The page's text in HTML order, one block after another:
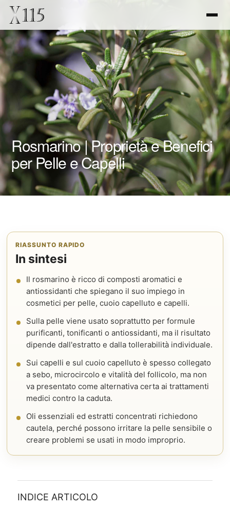
Rosmarino | Proprietà e Benefici
per Pelle e Capelli
RIASSUNTO RAPIDO
In sintesi
Il rosmarino è ricco di composti aromatici e
antiossidanti che spiegano il suo impiego in
cosmetici per pelle, cuoio capelluto e capelli.
Sulla pelle viene usato soprattutto per formule
purificanti, tonificanti o antiossidanti, ma il risultato
dipende dall'estratto e dalla tollerabilità individuale.
Sui capelli e sul cuoio capelluto è spesso collegato
a sebo, microcircolo e vitalità del follicolo, ma non
va presentato come alternativa certa ai trattamenti
medici contro la caduta.
Oli essenziali ed estratti concentrati richiedono
cautela, perché possono irritare la pelle sensibile o
creare problemi se usati in modo improprio.
INDICE ARTICOLO